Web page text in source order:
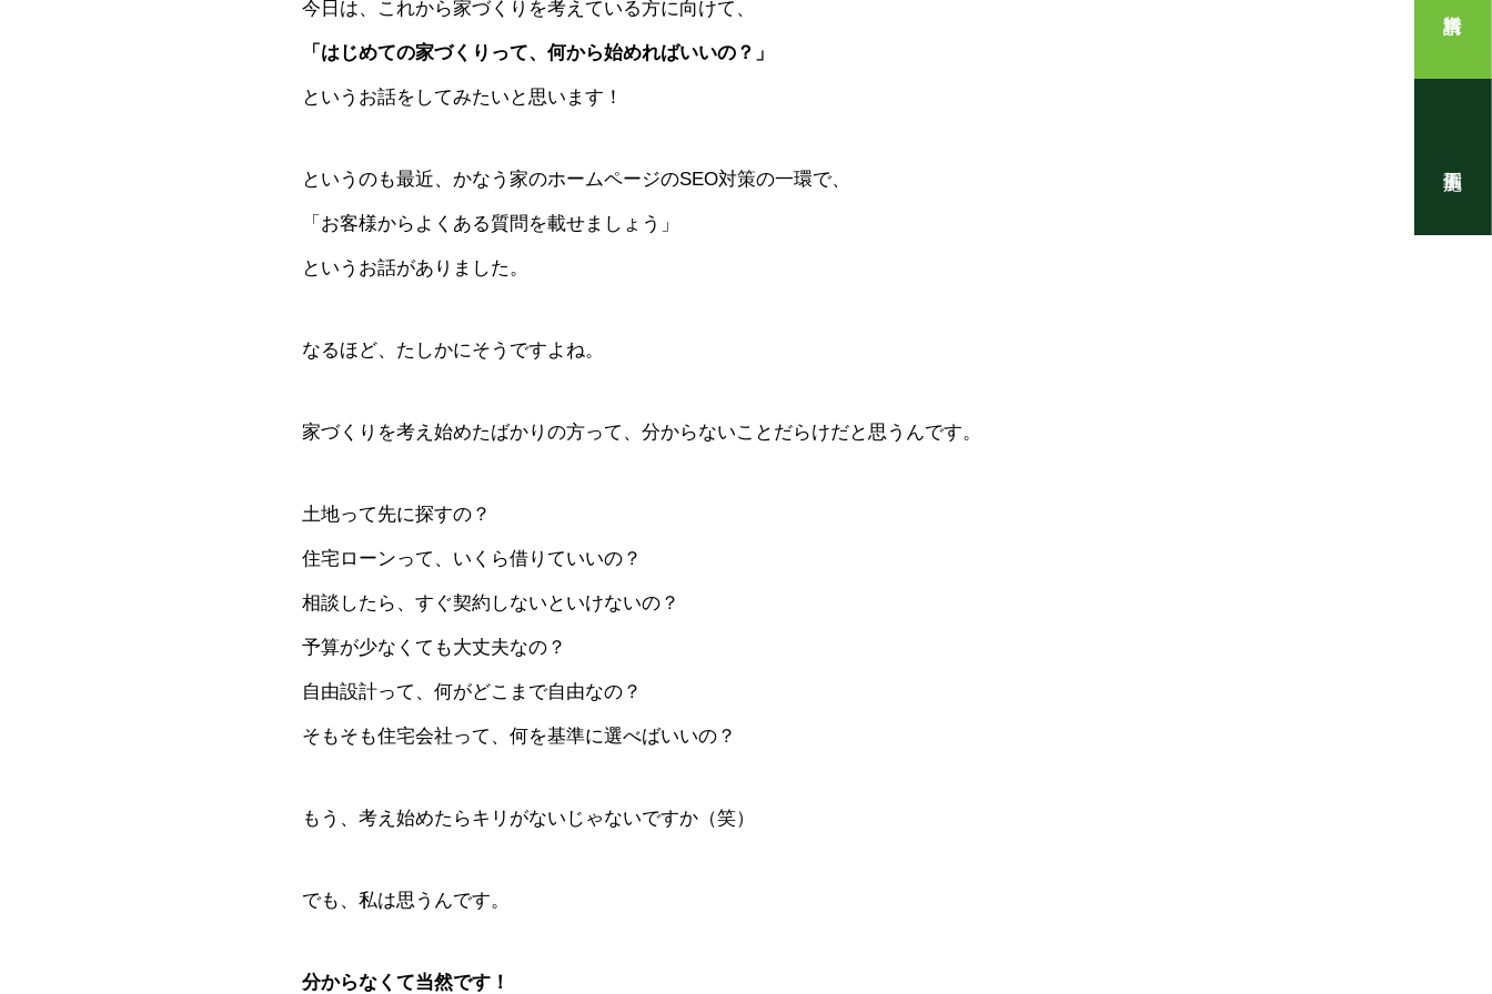
今日は、これから家づくりを考えている方に向けて、
「はじめての家づくりって、何から始めればいいの？」
というお話をしてみたいと思います！
というのも最近、かなう家のホームページのSEO対策の一環で、
「お客様からよくある質問を載せましょう」
というお話がありました。
なるほど、たしかにそうですよね。
家づくりを考え始めたばかりの方って、分からないことだらけだと思うんです。
土地って先に探すの？
住宅ローンって、いくら借りていいの？
相談したら、すぐ契約しないといけないの？
予算が少なくても大丈夫なの？
自由設計って、何がどこまで自由なの？
そもそも住宅会社って、何を基準に選べばいいの？
もう、考え始めたらキリがないじゃないですか（笑）
でも、私は思うんです。
分からなくて当然です！